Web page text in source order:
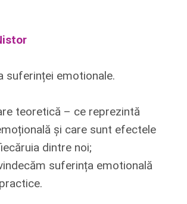
suferinței emotionale.
teoretică – ce reprezintă
și care sunt efectele
dintre noi;
suferința emotională